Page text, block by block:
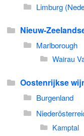
Limburg
Nieuw-
Marlborough
Wairau
Oostenrijkse
Burgenland
Kamptal